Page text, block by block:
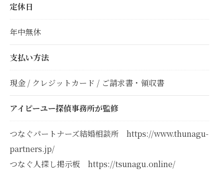
定休日
年中無休
支払い方法
現金 / クレジットカード / ご請求書・領収書
アイピーユー探偵事務所が監修
つなぐパートナーズ結婚相談所 https://www.thunagu-
partners.jp/
つなぐ人探し掲示板 https://tsunagu.online/